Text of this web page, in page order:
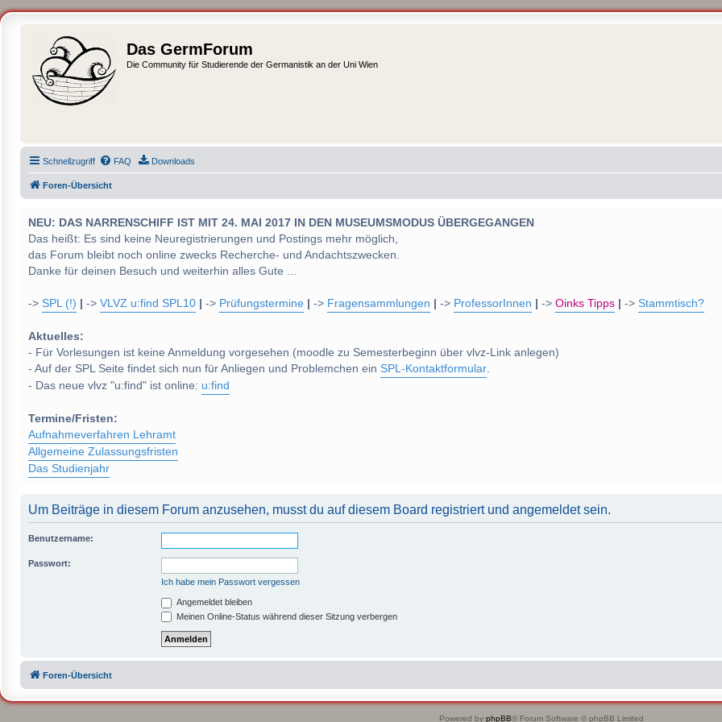
Das GermForum
Die Community für Studierende der Germanistik an der Uni Wien
Schnellzugriff FAQ Downloads
Foren-Übersicht
NEU: DAS NARRENSCHIFF IST MIT 24. MAI 2017 IN DEN MUSEUMSMODUS ÜBERGEGANGEN
Das heißt: Es sind keine Neuregistrierungen und Postings mehr möglich,
das Forum bleibt noch online zwecks Recherche- und Andachtszwecken.
Danke für deinen Besuch und weiterhin alles Gute ...
-> SPL (!) -> VLVZ u:find SPL10 -> Prüfungstermine -> Fragensammlungen -> ProfessorInnen -> Oinks Tipps -> Stammtisch?
Aktuelles:
- Für Vorlesungen ist keine Anmeldung vorgesehen (moodle zu Semesterbeginn über vlvz-Link anlegen)
- Auf der SPL Seite findet sich nun für Anliegen und Problemchen ein SPL-Kontaktformular.
- Das neue vlvz "u:find" ist online: u:find
Termine/Fristen:
Aufnahmeverfahren Lehramt
Allgemeine Zulassungsfristen
Das Studienjahr
Um Beiträge in diesem Forum anzusehen, musst du auf diesem Board registriert und angemeldet sein.
Benutzername:
Passwort:
Ich habe mein Passwort vergessen
Angemeldet bleiben
Meinen Online-Status während dieser Sitzung verbergen
Foren-Übersicht
Powered by phpBB® Forum Software © phpBB Limited